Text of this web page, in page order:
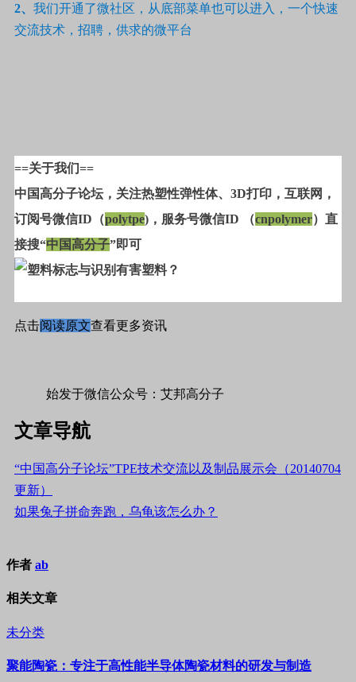
2、 我们开通了微社区，从底部菜单也可以进入，一个快速
交流技术，招聘，供求的微平台
==关于我们==
中国高分子论坛，关注热塑性弹性体、3D打印，互联网，
订阅号微信ID（polytpe)，服务号微信ID （cnpolymer）直
接搜“中国高分子”即可
点击阅读原文查看更多资讯
始发于微信公众号：艾邦高分子
文章导航
“中国高分子论坛”TPE技术交流以及制品展示会（20140704
更新）
如果兔子拼命奔跑，乌龟该怎么办？
作者 ab
相关文章
未分类
聚能陶瓷：专注于高性能半导体陶瓷材料的研发与制造